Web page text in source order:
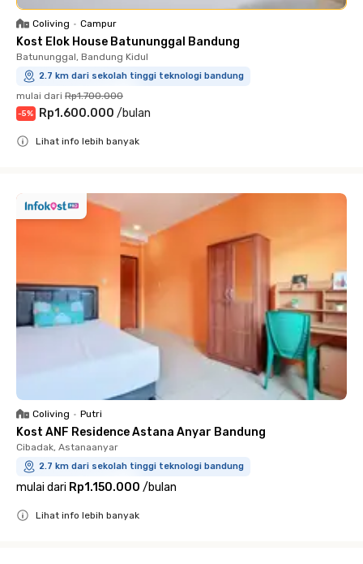
Coliving • Campur
Kost Elok House Batununggal Bandung
Batununggal, Bandung Kidul
2.7 km dari sekolah tinggi teknologi bandung
mulai dari Rp1.700.000
-5% Rp1.600.000 /bulan
Lihat info lebih banyak
Coliving • Putri
Kost ANF Residence Astana Anyar Bandung
Cibadak, Astanaanyar
2.7 km dari sekolah tinggi teknologi bandung
mulai dari Rp1.150.000 /bulan
Lihat info lebih banyak